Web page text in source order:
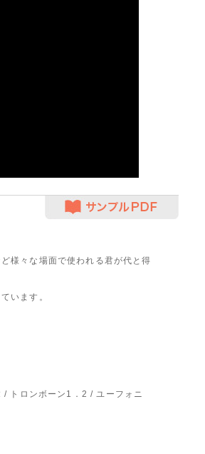
様々な場面で使われる君が代と得
います。
トロンボーン1．2 / ユーフォニ